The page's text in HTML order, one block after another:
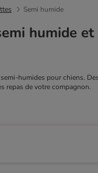
Semi humide
humide
humides pour chiens.
repas de votre compagnon.